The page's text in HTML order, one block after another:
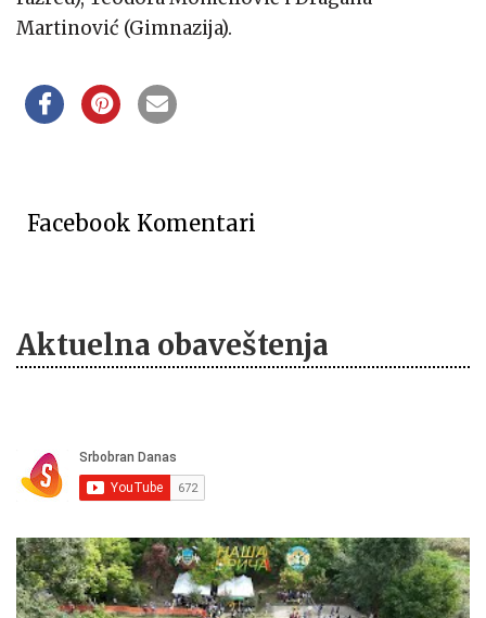
Martinović (Gimnazija).
Facebook Komentari
Aktuelna obaveštenja